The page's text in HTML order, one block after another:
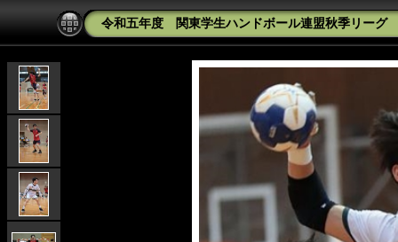
令和五年度 関東学生ハンドボール連盟秋季リー